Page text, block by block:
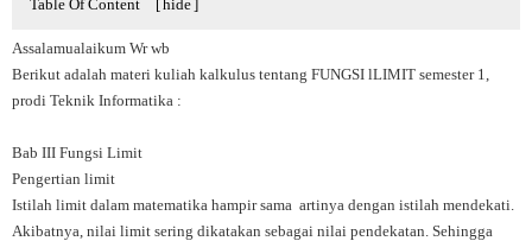
Table Of Content [hide]
Assalamualaikum Wr wb
Berikut adalah materi kuliah kalkulus tentang FUNGSI lLIMIT semester 1,
prodi Teknik Informatika :
Bab III Fungsi Limit
Pengertian limit
Istilah limit dalam matematika hampir sama artinya dengan istilah mendekati.
Akibatnya, nilai limit sering dikatakan sebagai nilai pendekatan. Sehingga